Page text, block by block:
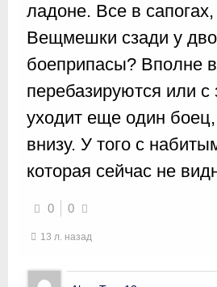
ладоне. Все в
Вещмешки сзади у
боеприпасы? Вполне
перебазируются или
уходит еще один
внизу. У того с
которая сейчас не
0 0
13 л. назад